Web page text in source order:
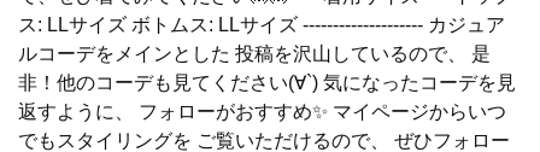
ス: LLサイズ ボトムス: LLサイズ -------------------- カジュア
ルコーデをメインとした 投稿を沢山しているので、 是
非！他のコーデも見てください(∀`) 気になったコーデを見
返すように、 フォローがおすすめ✨ マイページからいつ
でもスタイリングを ご覧いただけるので、 ぜひフォロー